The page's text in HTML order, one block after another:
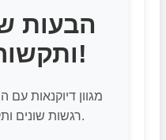
הבעות
ותקשורת חזותית!
מגוון דיוקנאות עם
רגשות שונים ותקשורת בלתי מילולית.